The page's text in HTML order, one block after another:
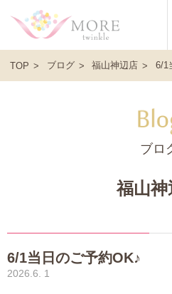
TOP ブログ 福山神辺店 6/1
ブロ
福山神
6/1当日のご予約OK♪
2026.6. 1